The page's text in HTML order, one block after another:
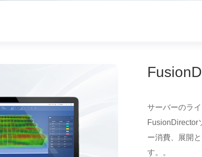
サーバーのラ
FusionDirector
ー消費、展開
す。。